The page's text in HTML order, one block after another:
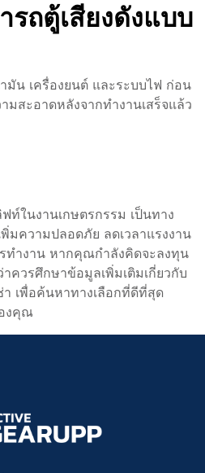
รถตู้เสียงดังแบบ
มัน เครื่องยนต์ และระบบไฟ ก่อน
มสะอาดหลังจากทำงานเสร็จแล้ว
ท์ในงานเกษตรกรรม เป็นทาง
มความปลอดภัย ลดเวลาแรงงาน
ทำงาน หากคุณกำลังคิดจะลงทุน
ควรศึกษาข้อมูลเพิ่มเติมเกี่ยวกับ
า เพื่อค้นหาทางเลือกที่ดีที่สุด
งคุณ